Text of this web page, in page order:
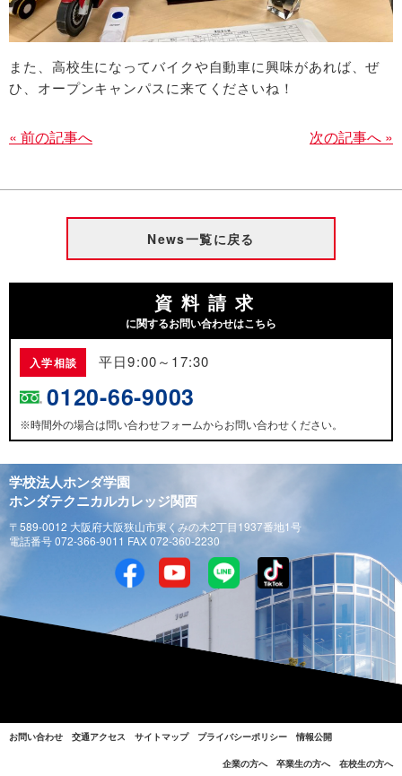
また、高校生になってバイクや自動車に興味があれば、ぜ
ひ、オープンキャンパスに来てくださいね！
« 前の記事へ 次の記事へ »
News一覧に戻る
資料請求
に関するお問い合わせはこちら
入学相談 平日9:00～17:30
0120-66-9003
※時間外の場合は問い合わせフォームからお問い合わせください。
学校法人ホンダ学園
ホンダテクニカルカレッジ関西
〒589-0012 大阪府大阪狭山市東くみの木2丁目1937番地1号
電話番号 072-366-9011 FAX 072-360-2230
お問い合わせ 交通アクセス サイトマップ プライバシーポリシー 情報公開
企業の方へ 卒業生の方へ 在校生の方へ